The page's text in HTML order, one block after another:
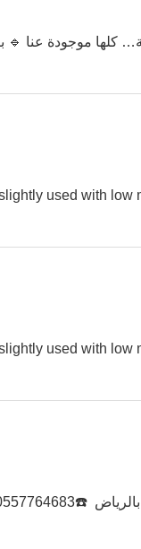
كلها موجودة عنا
slightly used
slightly used